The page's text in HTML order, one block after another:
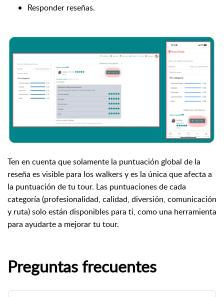
Responder reseñas.
Ten en cuenta que solamente la puntuación global de la
reseña es visible para los walkers y es la única que afecta a
la puntuación de tu tour. Las puntuaciones de cada
categoría (profesionalidad, calidad, diversión, comunicación
y ruta) solo están disponibles para ti, como una herramienta
para ayudarte a mejorar tu tour.
Preguntas frecuentes